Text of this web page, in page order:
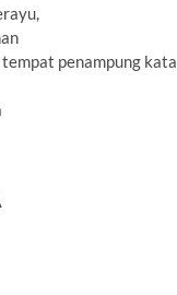
penampung kata